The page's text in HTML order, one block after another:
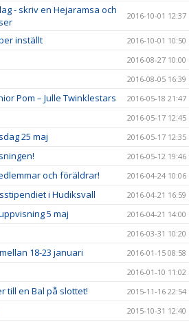
- skriv en Hejaramsa och
2016-10-01 12:37
inställt 2016-10-01 10:50
2016-08-27 10:00
2016-08-05 16:39
Pom – Julle Twinklestars 2016-05-18 21:47
2016-05-17 12:45
25 maj 2016-05-17 12:35
2016-05-12 19:46
och föräldrar! 2016-04-24 10:06
i Hudiksvall 2016-04-21 16:59
5 maj 2016-04-21 14:00
2016-03-31 10:20
18-23 januari 2016-01-15 08:58
2016-01-10 11:02
till en Bal på slottet! 2015-11-16 22:54
2015-10-31 12:40